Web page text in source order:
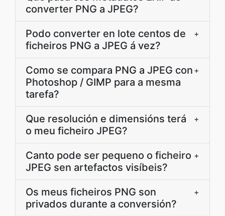
converter PNG a JPEG?
Podo converter en lote centos de
ficheiros PNG a JPEG á vez?
+
Como se compara PNG a JPEG con
Photoshop / GIMP para a mesma
tarefa?
+
Que resolución e dimensións terá
o meu ficheiro JPEG?
+
Canto pode ser pequeno o ficheiro
JPEG sen artefactos visíbeis?
+
Os meus ficheiros PNG son
privados durante a conversión?
+